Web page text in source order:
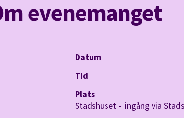
evenemanget
Datum
Tid
Plats
Stadshuset - ingång via